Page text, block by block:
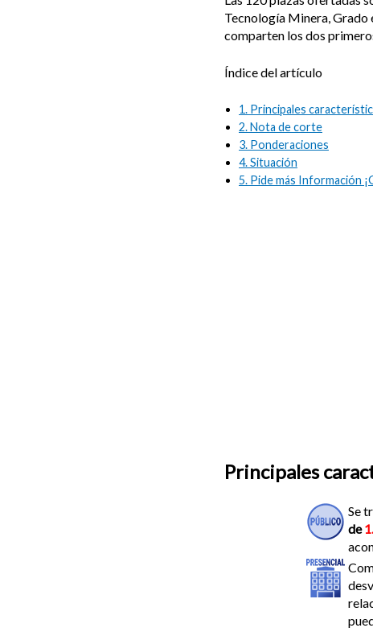
Tecnología Minera,
comparten los dos
Índice del artículo
1. Principales
2.Nota de corte
3. Ponderaciones
4.Situación
5. Pide más Información
Principales
Se
de